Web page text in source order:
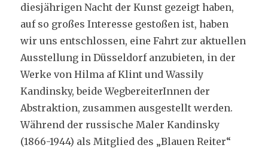
diesjährigen Nacht der Kunst gezeigt haben,
auf so großes Interesse gestoßen ist, haben
wir uns entschlossen, eine Fahrt zur aktuellen
Ausstellung in Düsseldorf anzubieten, in der
Werke von Hilma af Klint und Wassily
Kandinsky, beide WegbereiterInnen der
Abstraktion, zusammen ausgestellt werden.
Während der russische Maler Kandinsky
(1866-1944) als Mitglied des „Blauen Reiter“